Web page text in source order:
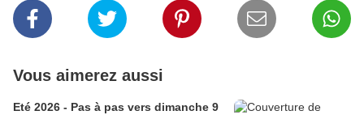
Vous aimerez aussi
Eté 2026 - Pas à pas vers dimanche 9